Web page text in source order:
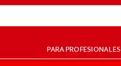
PARA PROFESIONALES